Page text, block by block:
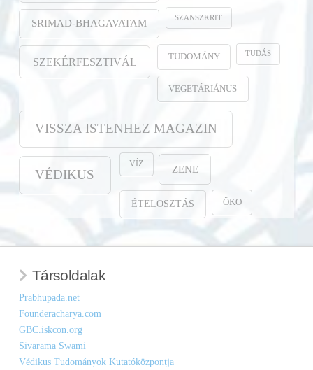
SRIMAD-BHAGAVATAM SZANSZKRIT
SZEKÉRFESZTIVÁL TUDOMÁNY TUDÁS
VEGETÁRIÁNUS
VISSZA ISTENHEZ MAGAZIN
VÉDIKUS
VÍZ ZENE
ÉTELOSZTÁS ÖKO
Társoldalak
Prabhupada.net
Founderacharya.com
GBC.iskcon.org
Sivarama Swami
Védikus Tudományok Kutatóközpontja